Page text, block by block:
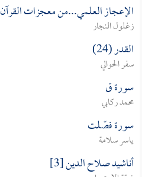
الإعجاز العلمي...من معجزات القرآن
زغلول النجار
القدر (24)
سفر الحوالي
سورة ق
محمد ركابي
سورة فصّلت
ياسر سلامة
أناشيد صلاح الدين [3]